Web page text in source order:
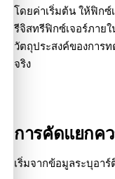
โดยค่าเริ่มต้น ให้ฟิก
รีจิสทรีฟิกซ์เจอร์ภายใ
วัตถุประสงค์ของการ
จริง
การคัดแยกค
เริ่มจากข้อมูลระบุอา